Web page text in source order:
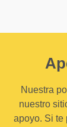
Nuestra
nuestro
apoyo. Si te